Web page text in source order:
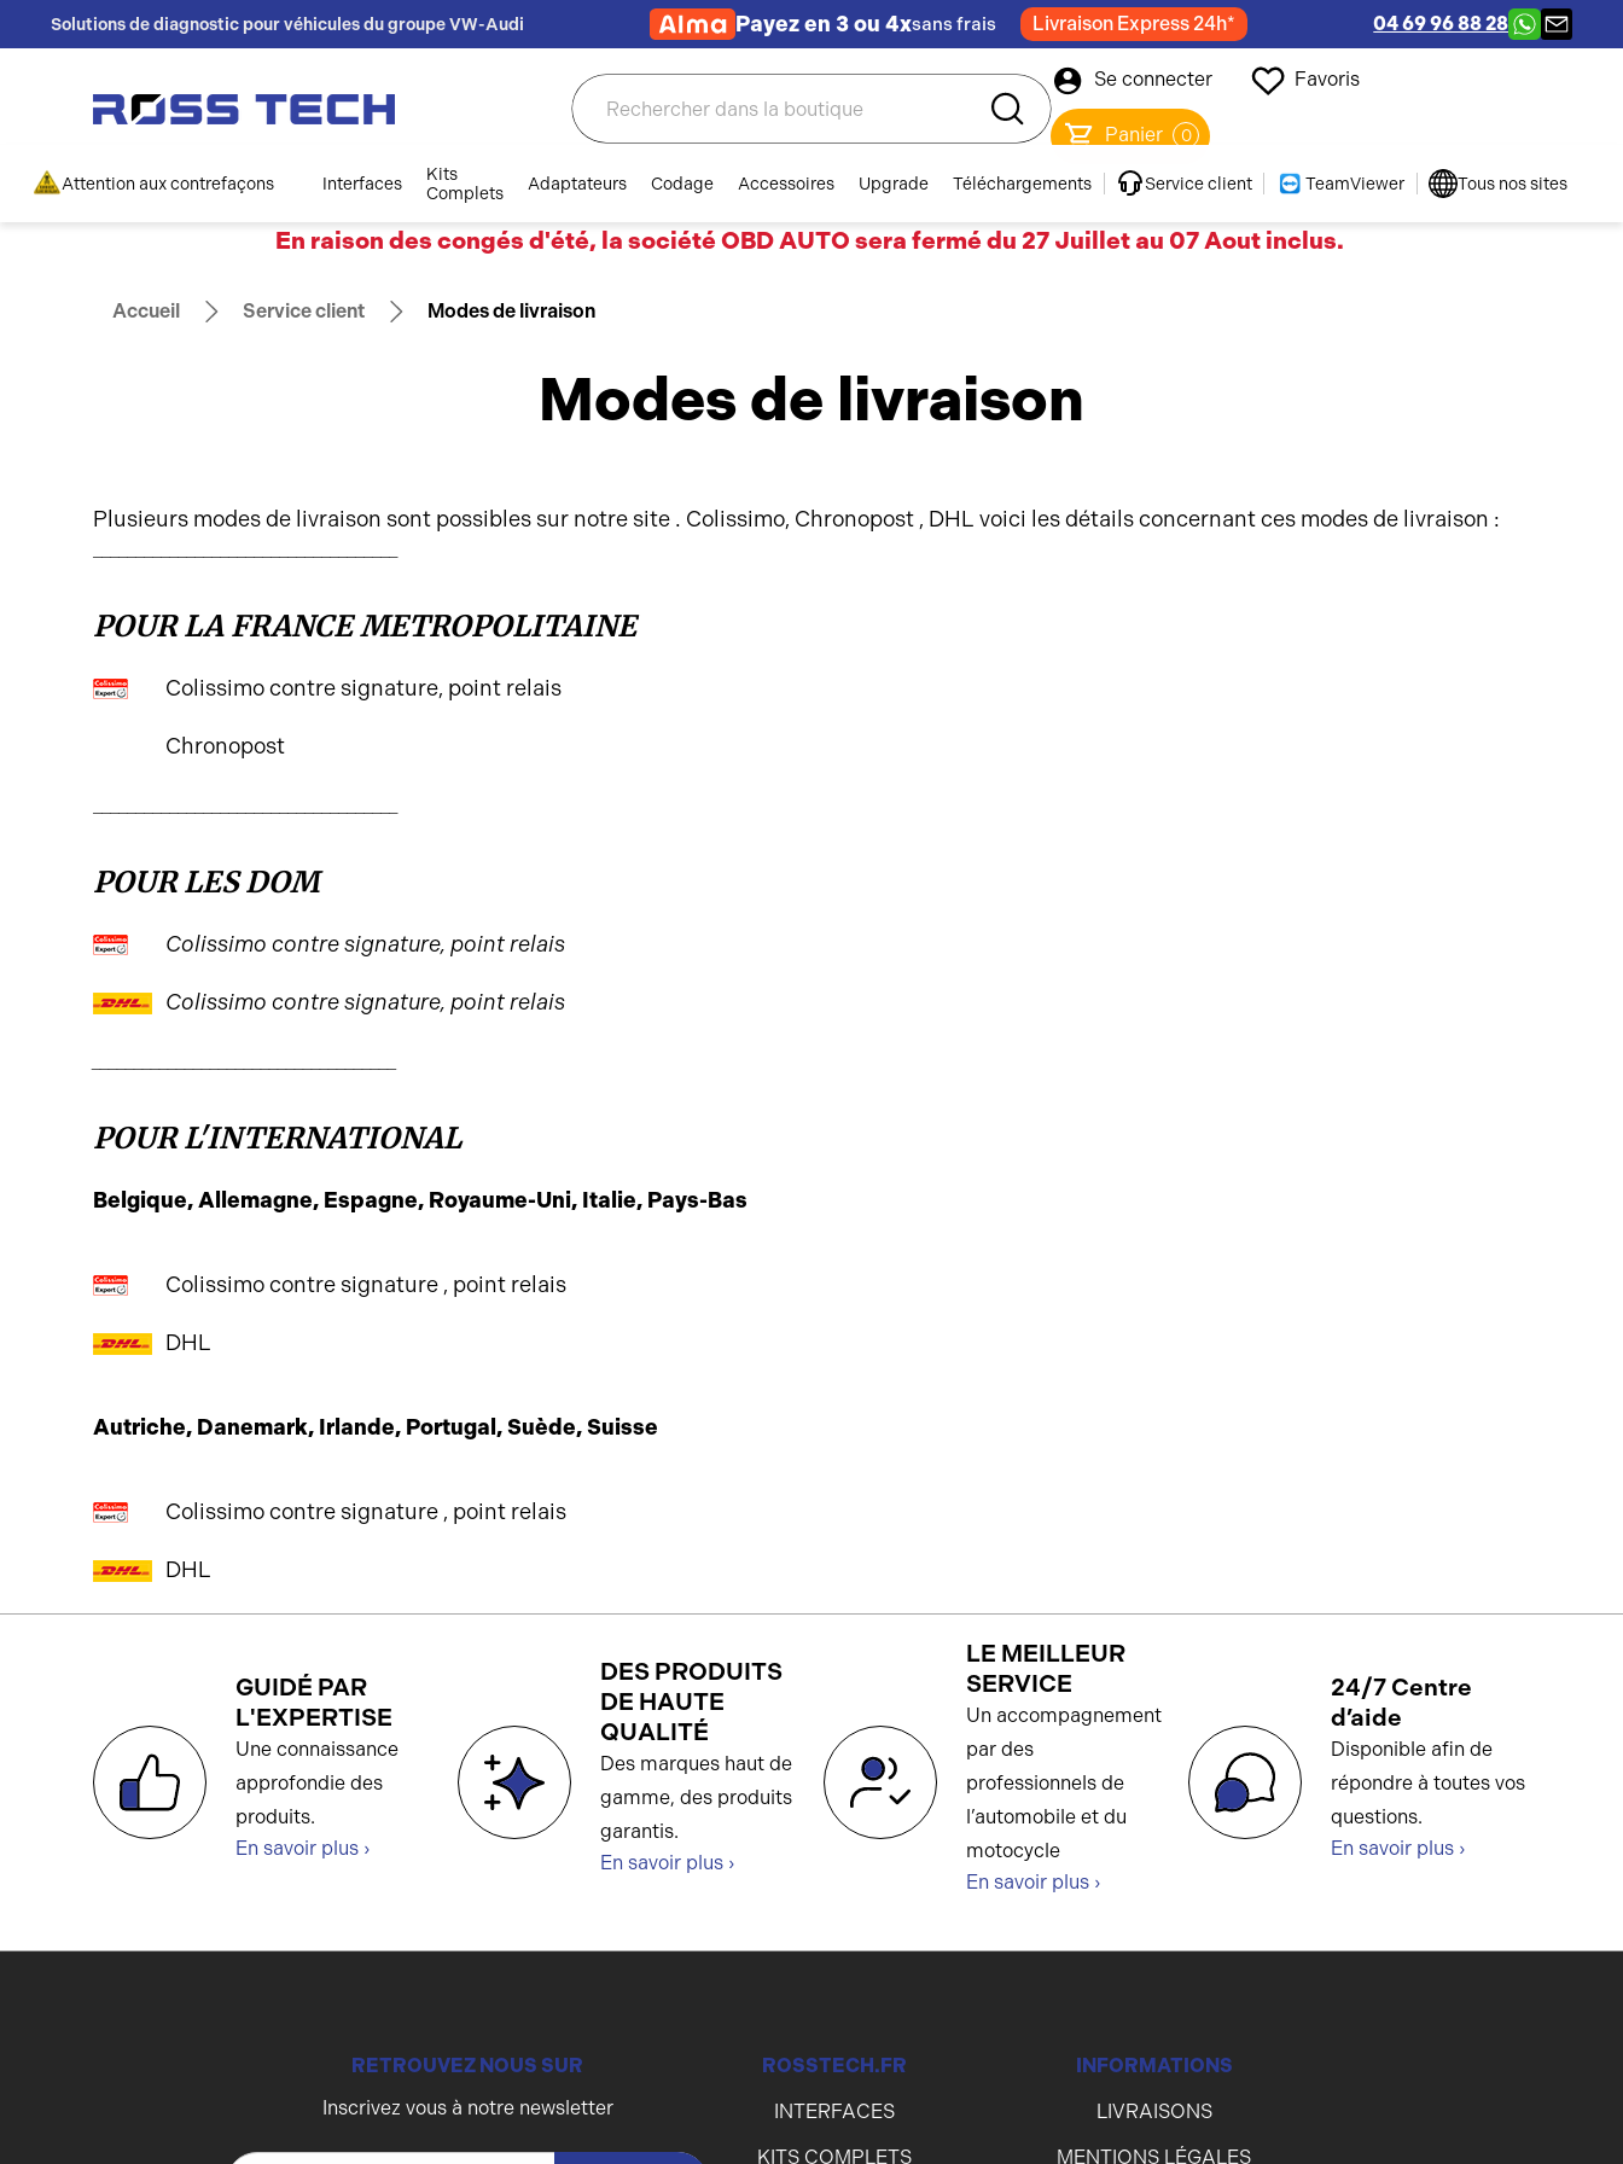
Solutions de diagnostic pour véhicules du groupe VW-Audi Payez en 3 ou 4xsans frais Livraison Express 24h* 04 69 96 88 28
Rechercher Se connecter Favoris
Panier 0
Interfaces
Kits
Complets
Adaptateurs Codage Accessoires Upgrade TeamViewer
Téléchargements Service client
Attention aux contrefaçons Tous nos sites
En raison des congés d'été, la société OBD AUTO sera fermé du 27 Juillet au 07 Aout inclus.
Accueil Service client Modes de livraison
Modes de livraison
Plusieurs modes de livraison sont possibles sur notre site . Colissimo, Chronopost , DHL voici les détails concernant ces modes de livraison :
POUR LA FRANCE METROPOLITAINE
Colissimo contre signature, point relais
Chronopost
POUR LES DOM
Colissimo contre signature, point relais
Colissimo contre signature, point relais
POUR L'INTERNATIONAL
Belgique, Allemagne, Espagne, Royaume-Uni, Italie, Pays-Bas
Colissimo contre signature , point relais
DHL
Autriche, Danemark, Irlande, Portugal, Suède, Suisse
Colissimo contre signature , point relais
DHL
GUIDÉ PAR
L'EXPERTISE
Une connaissance
approfondie des
produits.
En savoir plus ›
DES PRODUITS
DE HAUTE
QUALITÉ
Des marques haut de
gamme, des produits
garantis.
En savoir plus ›
LE MEILLEUR
SERVICE
Un accompagnement
par des
professionnels de
l’automobile et du
motocycle
En savoir plus ›
24/7 Centre
d’aide
Disponible afin de
répondre à toutes vos
questions.
En savoir plus ›
RETROUVEZ NOUS SUR
Inscrivez vous à notre newsletter
ROSSTECH.FR
INTERFACES
KITS COMPLETS
INFORMATIONS
LIVRAISONS
MENTIONS LÉGALES